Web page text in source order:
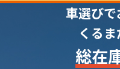
車選びで
くる
総在